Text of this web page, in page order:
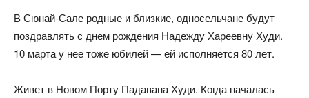
В Сюнай-Сале родные и близкие, односельчане будут
поздравлять с днем рождения Надежду Хареевну Худи.
10 марта у нее тоже юбилей — ей исполняется 80 лет.
Живет в Новом Порту Падавана Худи. Когда началась